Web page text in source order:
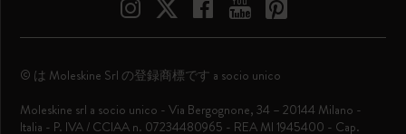
© は Moleskine Srl の登録商標です a socio unico
Moleskine srl a socio unico - Via Bergognone, 34 – 20144 Milano -
Italia - P. IVA / CCIAA n. 07234480965 - REA MI 1945400 - Cap.